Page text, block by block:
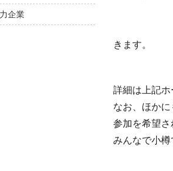
未成年者
撮影の妨
きます。
詳細は上記
なお、ほかに
参加を希望さ
みんなで小樽
企業